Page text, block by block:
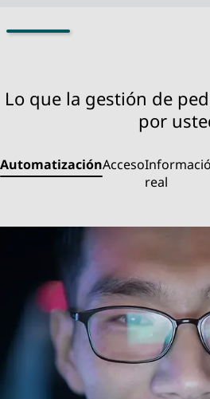
Lo que la gestión de
por
AutomatizaciónAcceso
real